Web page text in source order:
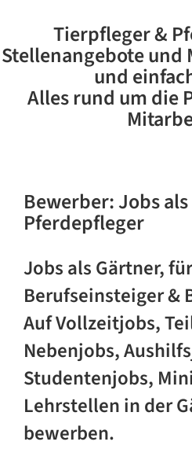
Tierpfleger &
Stellenangebote
und
Alles rund um die
Bewerber:Jobs
Pferdepfleger
Jobs als Gärtner, für
Berufseinsteiger &
Auf Vollzeitjobs,
Nebenjobs,
Studentenjobs,
Lehrstellen in der
bewerben.